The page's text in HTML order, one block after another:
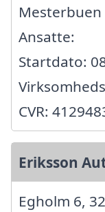
Ansatte:
Startdato:
CVR:
Eriksson
Egholm 6,